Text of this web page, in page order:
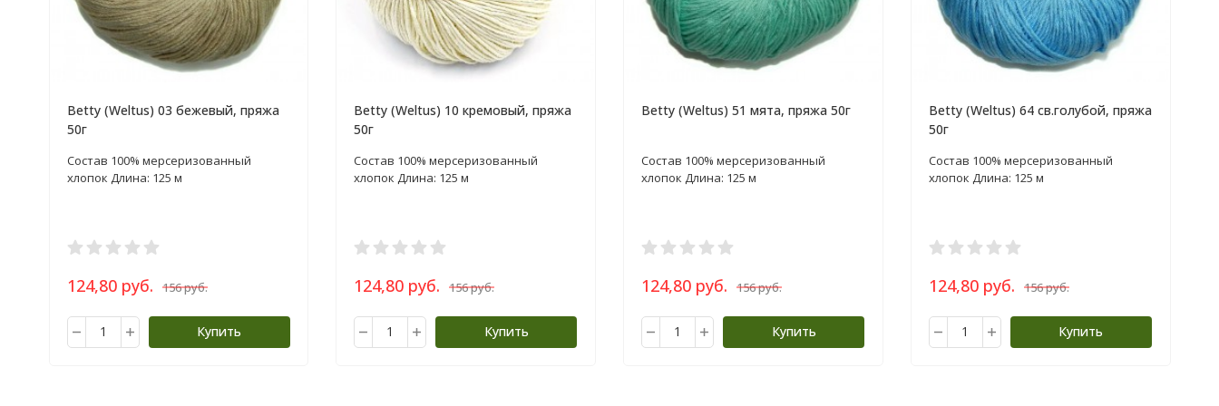
Betty (Weltus) 03 бежевый, пряжа
50г
Состав 100% мерсеризованный
хлопок Длина: 125 м
124,80 руб. 156 руб.
Купить
Betty (Weltus) 10 кремовый, пряжа
50г
Состав 100% мерсеризованный
хлопок Длина: 125 м
124,80 руб. 156 руб.
Купить
Betty (Weltus) 51 мята, пряжа 50г
Состав 100% мерсеризованный
хлопок Длина: 125 м
124,80 руб. 156 руб.
Купить
Betty (Weltus) 64 св.голубой, пряжа
50г
Состав 100% мерсеризованный
хлопок Длина: 125 м
124,80 руб. 156 руб.
Купить